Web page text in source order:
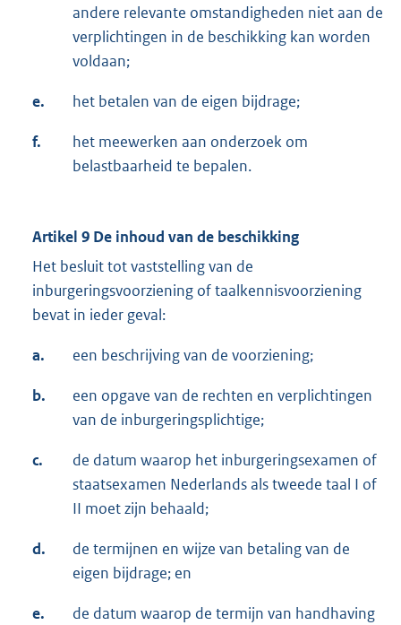
andere relevante omstandigheden niet aan de
verplichtingen in de beschikking kan worden
voldaan;
e. het betalen van de eigen bijdrage;
f.
het meewerken aan onderzoek om
belastbaarheid te bepalen.
Artikel 9 De inhoud van de beschikking
Het besluit tot vaststelling van de
inburgeringsvoorziening of taalkennisvoorziening
bevat in ieder geval:
a. een beschrijving van de voorziening;
b.
een opgave van de rechten en verplichtingen
van de inburgeringsplichtige;
c.
de datum waarop het inburgeringsexamen of
staatsexamen Nederlands als tweede taal I of
II moet zijn behaald;
d.
de termijnen en wijze van betaling van de
eigen bijdrage; en
e.
de datum waarop de termijn van handhaving